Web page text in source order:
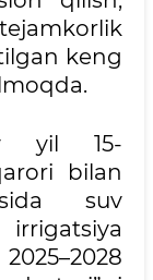
keng
yil 15-
bilan
suv